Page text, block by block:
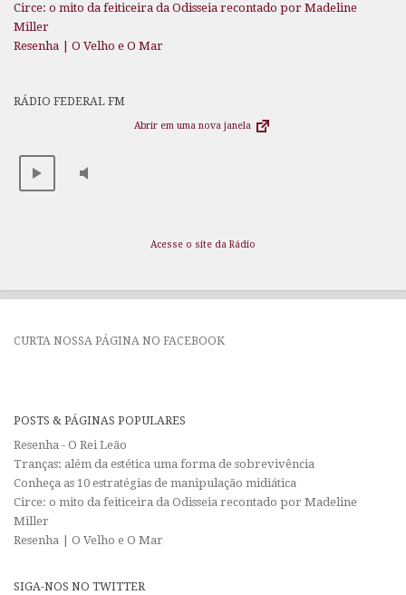
Circe: o mito da feiticeira da Odisseia recontado por Madeline
Miller
Resenha | O Velho e O Mar
RÁDIO FEDERAL FM
Abrir em uma nova janela
Acesse o site da Rádio
CURTA NOSSA PÁGINA NO FACEBOOK
POSTS & PÁGINAS POPULARES
Resenha - O Rei Leão
Tranças: além da estética uma forma de sobrevivência
Conheça as 10 estratégias de manipulação midiática
Circe: o mito da feiticeira da Odisseia recontado por Madeline
Miller
Resenha | O Velho e O Mar
SIGA-NOS NO TWITTER